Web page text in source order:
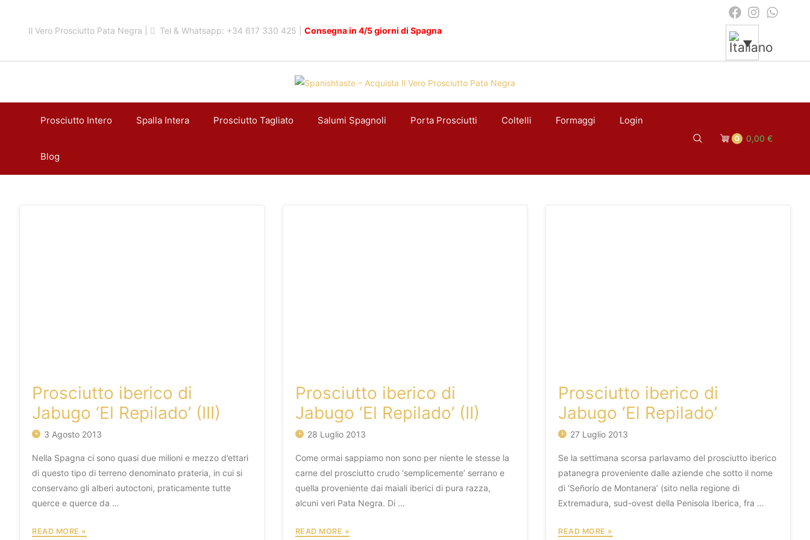
content
Il Vero Prosciutto Pata Negra | Tel & Whatsapp: +34 617 330 425 | Consegna in 4/5 giorni di Spagna
Prosciutto Intero Spalla Intera Prosciutto Tagliato Salumi Spagnoli Porta Prosciutti Coltelli Formaggi Login
Blog
Search
0 0,00 €
Cart
Prosciutto iberico di
Jabugo ‘El Repilado’ (III)
3 Agosto 2013
Nella Spagna ci sono quasi due milioni e mezzo d’ettari
di questo tipo di terreno denominato prateria, in cui si
conservano gli alberi autoctoni, praticamente tutte
querce e querce da …
PROSCIUTTO
READ MORE »
Prosciutto iberico di
Jabugo ‘El Repilado’ (II)
28 Luglio 2013
Come ormai sappiamo non sono per niente le stesse la
carne del prosciutto crudo ‘semplicemente’ serrano e
quella proveniente dai maiali iberici di pura razza,
alcuni veri Pata Negra. Di …
PROSCIUTTO
READ MORE »
Prosciutto iberico di
Jabugo ‘El Repilado’
27 Luglio 2013
Se la settimana scorsa parlavamo del prosciutto iberico
patanegra proveniente dalle aziende che sotto il nome
di ‘Señorío de Montanera’ (sito nella regione di
Extremadura, sud-ovest della Penisola Iberica, fra …
PROSCIUTTO
READ MORE »